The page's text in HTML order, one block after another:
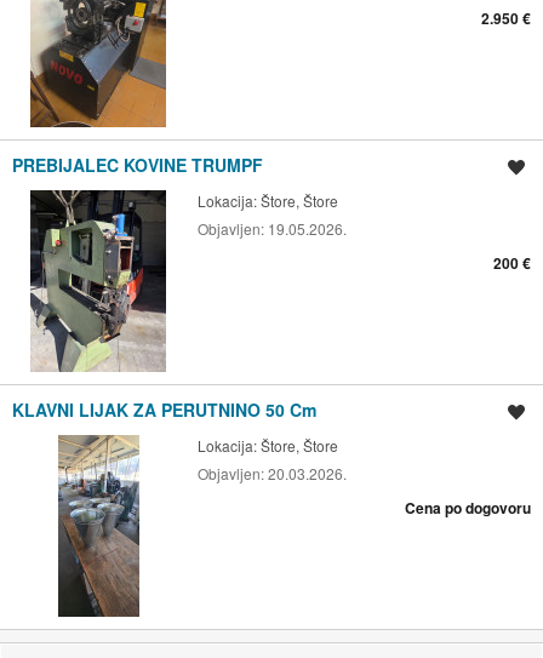
2.950 €
PREBIJALEC KOVINE TRUMPF
Lokacija:Štore, Štore
Objavljen: 19.05.2026.
200 €
KLAVNI LIJAK ZA PERUTNINO 50 Cm
Lokacija:Štore, Štore
Objavljen:20.03.2026.
Cena po dogovoru